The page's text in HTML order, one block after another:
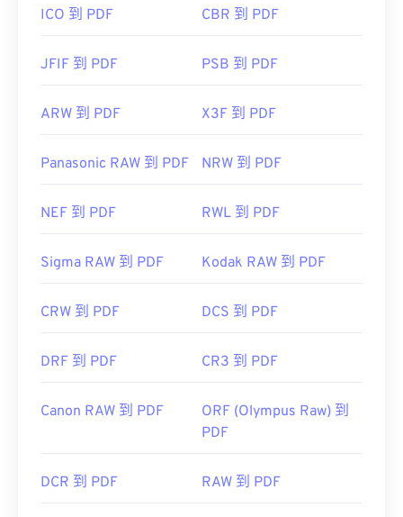
ICO 到 PDF CBR 到 PDF
JFIF 到 PDF PSB 到 PDF
ARW 到 PDF X3F 到 PDF
Panasonic RAW 到 PDF NRW 到 PDF
NEF 到 PDF RWL 到 PDF
Sigma RAW 到 PDF Kodak RAW 到 PDF
CRW 到 PDF DCS 到 PDF
DRF 到 PDF CR3 到 PDF
Canon RAW 到 PDF
ORF (Olympus Raw) 到
PDF
DCR 到 PDF RAW 到 PDF